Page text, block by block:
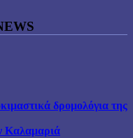
δρομολόγια της
Καλαμαριά